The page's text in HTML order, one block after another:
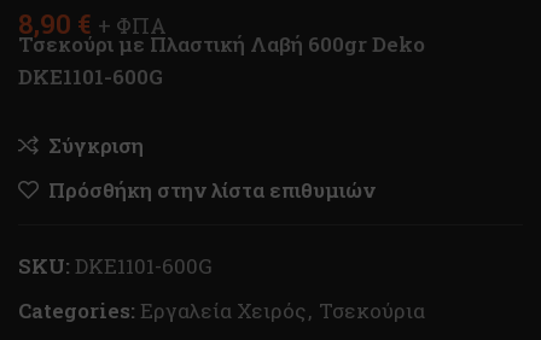
8,90 € + ΦΠΑ
Τσεκούρι με Πλαστική Λαβή 600gr Deko
DKE1101-600G
Σύγκριση
Πρόσθήκη στην λίστα επιθυμιών
SKU: DKE1101-600G
Categories: Εργαλεία Χειρός, Τσεκούρια